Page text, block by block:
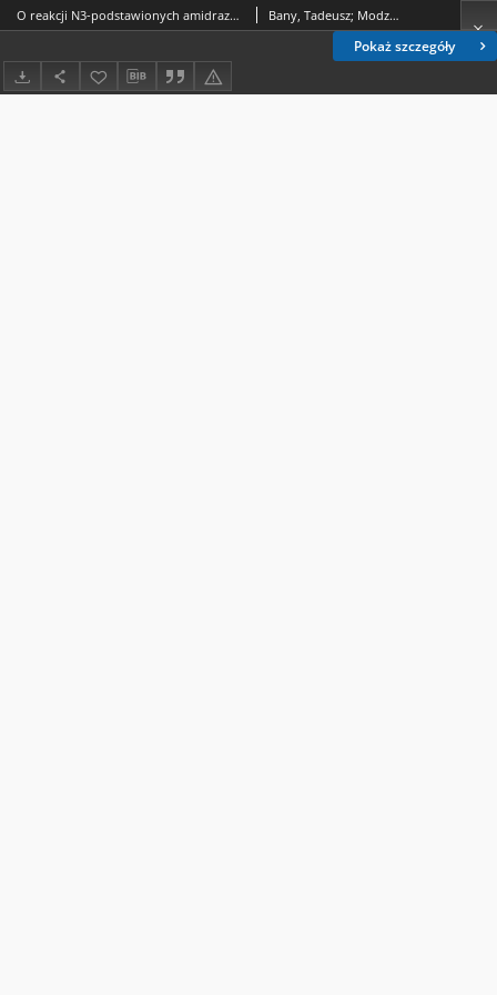
Pokaż szczegóły
O reakcji N3-podstawionych amidrazonów z izotiocyjanianami aromatycznymi. Część 1 Bany, Tadeusz; Modzelewska-Banachiewicz, Bożena; Maliszewska-Guz, Alicja